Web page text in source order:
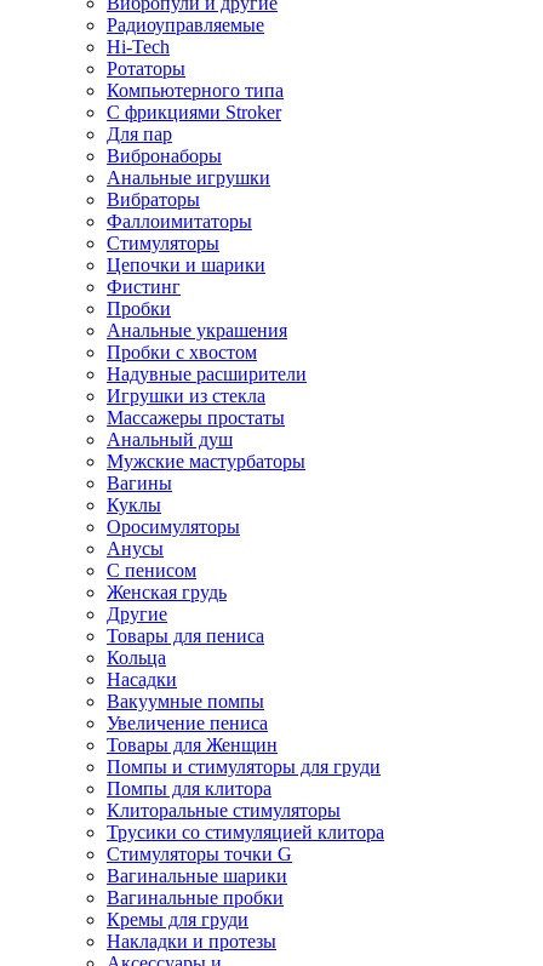
Радиоуправляемые
Hi-Tech
Ротаторы
Компьютерного типа
С фрикциями Stroker
Для пар
Вибронаборы
Анальные игрушки
Вибраторы
Фаллоимитаторы
Стимуляторы
Цепочки и шарики
Фистинг
Пробки
Анальные украшения
Пробки с хвостом
Надувные расширители
Игрушки из стекла
Массажеры простаты
Анальный душ
Мужские мастурбаторы
Вагины
Куклы
Оросимуляторы
Анусы
С пенисом
Женская грудь
Другие
Товары для пениса
Кольца
Насадки
Вакуумные помпы
Увеличение пениса
Товары для Женщин
Помпы и стимуляторы для груди
Помпы для клитора
Клиторальные стимуляторы
Трусики со стимуляцией клитора
Стимуляторы точки G
Вагинальные шарики
Вагинальные пробки
Кремы для груди
Накладки и протезы